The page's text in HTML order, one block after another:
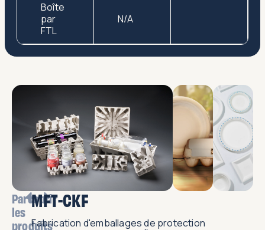
Boîte
par
FTL
N/A
Parcourir
les
produits
MFT-CKF
Fabrication d'emballages de protection